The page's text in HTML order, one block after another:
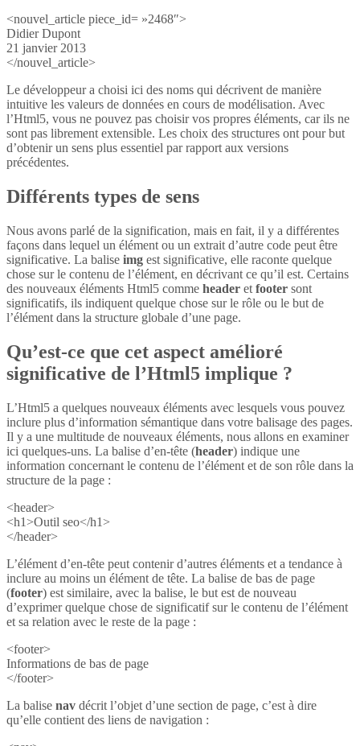
<nouvel_article piece_id= »2468″>
Didier Dupont
21 janvier 2013
</nouvel_article>
Le développeur a choisi ici des noms qui décrivent de manière
intuitive les valeurs de données en cours de modélisation. Avec
l’Html5, vous ne pouvez pas choisir vos propres éléments, car ils ne
sont pas librement extensible. Les choix des structures ont pour but
d’obtenir un sens plus essentiel par rapport aux versions
précédentes.
Différents types de sens
Nous avons parlé de la signification, mais en fait, il y a différentes
façons dans lequel un élément ou un extrait d’autre code peut être
significative. La balise img est significative, elle raconte quelque
chose sur le contenu de l’élément, en décrivant ce qu’il est. Certains
des nouveaux éléments Html5 comme header et footer sont
significatifs, ils indiquent quelque chose sur le rôle ou le but de
l’élément dans la structure globale d’une page.
Qu’est-ce que cet aspect amélioré
significative de l’Html5 implique ?
L’Html5 a quelques nouveaux éléments avec lesquels vous pouvez
inclure plus d’information sémantique dans votre balisage des pages.
Il y a une multitude de nouveaux éléments, nous allons en examiner
ici quelques-uns. La balise d’en-tête (header) indique une
information concernant le contenu de l’élément et de son rôle dans la
structure de la page :
<header>
<h1>Outil seo</h1>
</header>
L’élément d’en-tête peut contenir d’autres éléments et a tendance à
inclure au moins un élément de tête. La balise de bas de page
(footer) est similaire, avec la balise, le but est de nouveau
d’exprimer quelque chose de significatif sur le contenu de l’élément
et sa relation avec le reste de la page :
<footer>
Informations de bas de page
</footer>
La balise nav décrit l’objet d’une section de page, c’est à dire
qu’elle contient des liens de navigation :